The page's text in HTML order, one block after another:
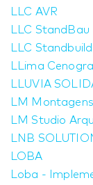
LLC AVR
LLC StandBau
LLC Standbuild
LLima
LLUVIA
LM
LM Studio
LNB
LOBA
Loba -